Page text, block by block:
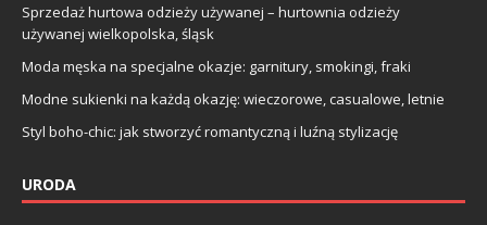
Sprzedaż hurtowa odzieży używanej – hurtownia odzieży
używanej wielkopolska, śląsk
Moda męska na specjalne okazje: garnitury, smokingi, fraki
Modne sukienki na każdą okazję: wieczorowe, casualowe, letnie
Styl boho-chic: jak stworzyć romantyczną i luźną stylizację
URODA